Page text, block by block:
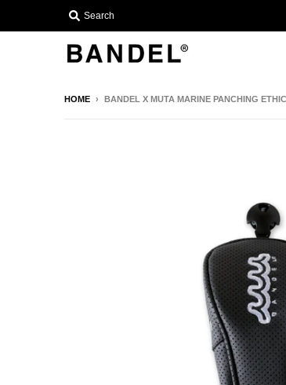
Search
HOME › BANDEL X MUTA MARINE PANCHING